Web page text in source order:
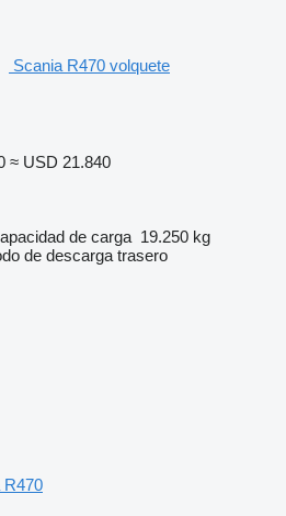
Scania R470 volquete
≈ USD 21.840
de carga 19.250 kg
de descarga trasero
R470